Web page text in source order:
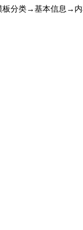
分类→基本信息→内